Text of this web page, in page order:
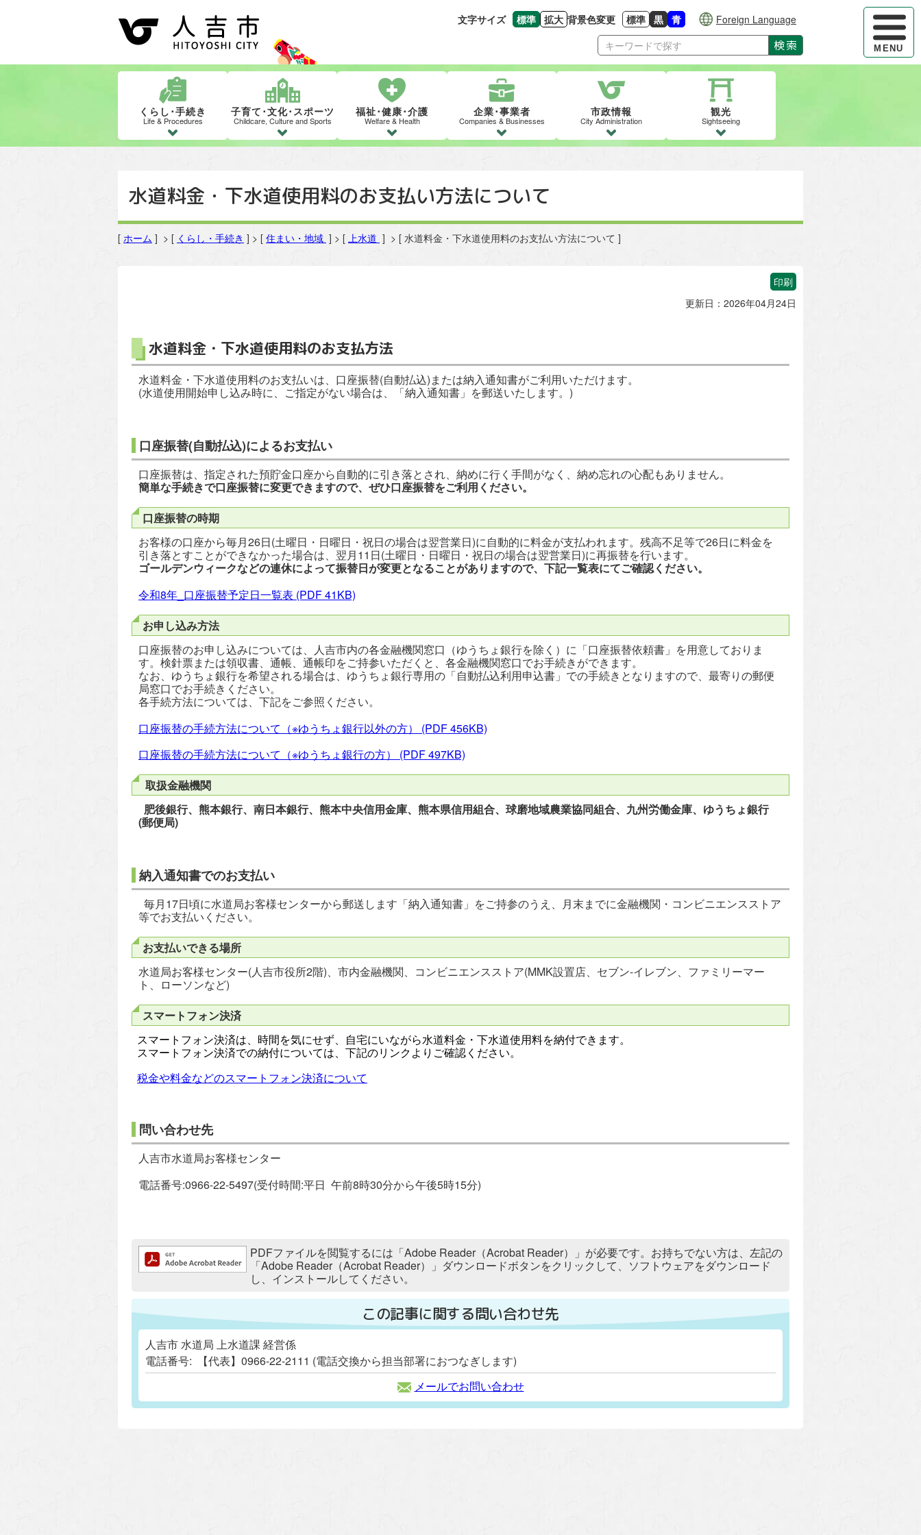
ハンバー
MENU
文字サイズ 標準
文字の大きさをもとの大きさに戻す
拡大
文字を大きくする
背景色変更 標準
背景色の変更：白
黒
背景色の変更：黒
青
背景色の変更：青
Foreign Language
検索
くらし･手続き
Life & Procedures
子育て･文化･スポーツ
Childcare, Culture and Sports
福祉･健康･介護
Welfare & Health
企業･事業者
Companies & Businesses
市政情報
City Administration
観光
Sightseeing
水道料金・下水道使用料のお支払い方法について
[ ホーム ] > [ くらし・手続き ] > [ 住まい・地域 ] > [ 上水道 ] > [ 水道料金・下水道使用料のお支払い方法について ]
印刷
更新日：2026年04月24日
水道料金・下水道使用料のお支払方法
水道料金・下水道使用料のお支払いは、口座振替(自動払込)または納入通知書がご利用いただけます。
(水道使用開始申し込み時に、ご指定がない場合は、「納入通知書」を郵送いたします。)
口座振替(自動払込)によるお支払い
口座振替は、指定された預貯金口座から自動的に引き落とされ、納めに行く手間がなく、納め忘れの心配もありません。
簡単な手続きで口座振替に変更できますので、ぜひ口座振替をご利用ください。
口座振替の時期
お客様の口座から毎月26日(土曜日・日曜日・祝日の場合は翌営業日)に自動的に料金が支払われます。残高不足等で26日に料金を
引き落とすことができなかった場合は、翌月11日(土曜日・日曜日・祝日の場合は翌営業日)に再振替を行います。
ゴールデンウィークなどの連休によって振替日が変更となることがありますので、下記一覧表にてご確認ください。
令和8年_口座振替予定日一覧表 (PDF 41KB)
お申し込み方法
口座振替のお申し込みについては、人吉市内の各金融機関窓口（ゆうちょ銀行を除く）に「口座振替依頼書」を用意しておりま
す。検針票または領収書、通帳、通帳印をご持参いただくと、各金融機関窓口でお手続きができます。
なお、ゆうちょ銀行を希望される場合は、ゆうちょ銀行専用の「自動払込利用申込書」での手続きとなりますので、最寄りの郵便
局窓口でお手続きください。
各手続方法については、下記をご参照ください。
口座振替の手続方法について（※ゆうちょ銀行以外の方）
(PDF 456KB)
口座振替の手続方法について（※ゆうちょ銀行の方）
(PDF 497KB)
取扱金融機関
肥後銀行、熊本銀行、南日本銀行、熊本中央信用金庫、熊本県信用組合、球磨地域農業協同組合、 九州労働金庫、ゆうちょ銀行
(郵便局)
納入通知書でのお支払い
毎月17日頃に水道局お客様センターから郵送します「納入通知書」をご持参のうえ、月末までに金融機関・コンビニエンスストア
等でお支払いください。
お支払いできる場所
水道局お客様センター(人吉市役所2階)、市内金融機関、コンビニエンスストア(MMK設置店、セブン‐イレブン、ファミリーマー
ト、ローソンなど)
スマートフォン決済
スマートフォン決済は、時間を気にせず、自宅にいながら水道料金・下水道使用料を納付できます。
スマートフォン決済での納付については、下記のリンクよりご確認ください。
税金や料金などのスマートフォン決済について
問い合わせ先
人吉市水道局お客様センター
電話番号:0966-22-5497(受付時間:平日 午前8時30分から午後5時15分)
追加情報：PDFファイルPDFファイルを閲覧するには「Adobe Reader（Acrobat Reader）」が必要です。お持ちでない方は、左記の
「Adobe Reader（Acrobat Reader）」ダウンロードボタンをクリックして、ソフトウェアをダウンロード
し、インストールしてください。
この記事に関する問い合わせ先
人吉市 水道局 上水道課 経営係
電話番号:
【代表】0966-22-2111 (電話交換から担当部署におつなぎします)
メールでお問い合わせ